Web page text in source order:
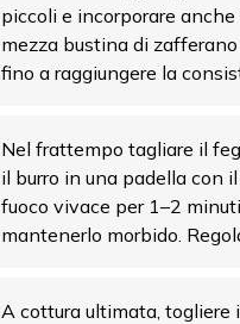
piccoli e incorporare
mezza bustina di
fino a raggiungere la
Nel frattempo tagliare il
il burro in una padella con
fuoco vivace per 1–2
mantenerlo morbido.
A cottura ultimata, togliere